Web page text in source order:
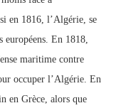
en 1816, l’Algérie, se
européens. En 1818,
maritime contre
occuper l’Algérie. En
en Grèce, alors que